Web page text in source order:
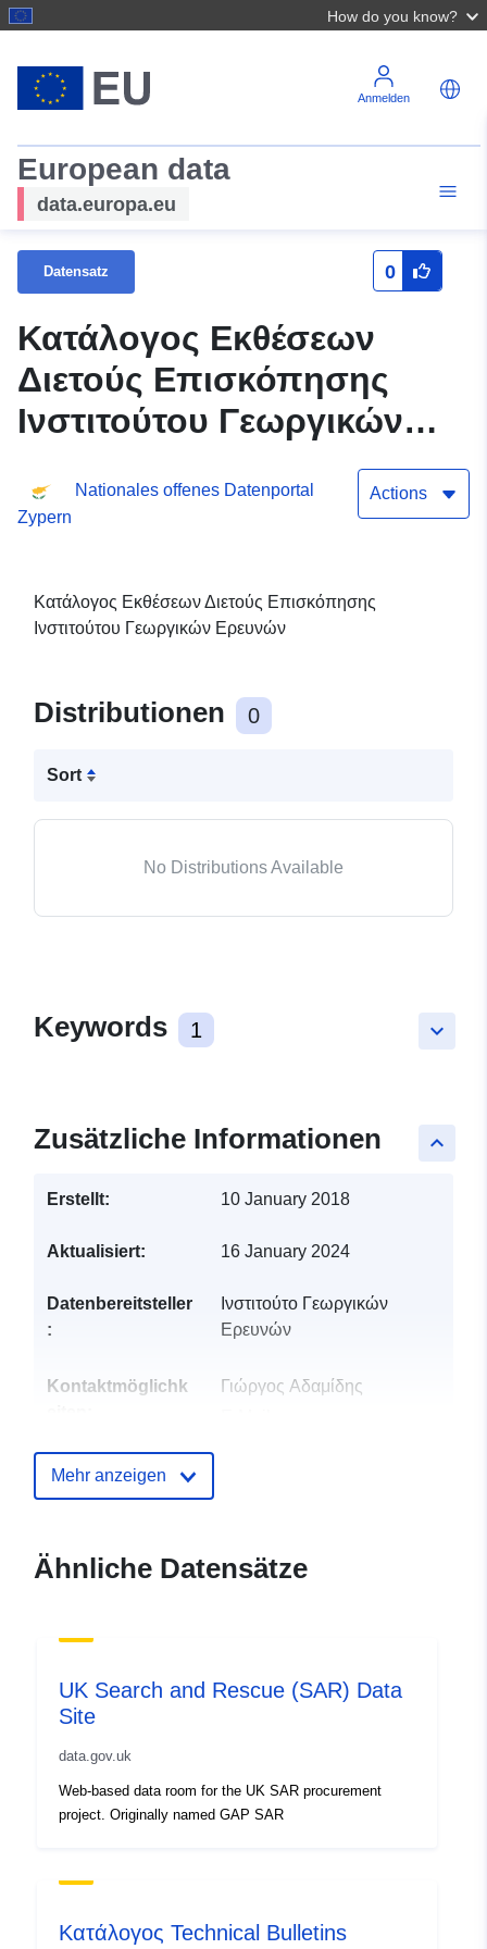
How do you know?
Anmelden
European data
data.europa.eu
Datensatz 0
Κατάλογος Εκθέσεων
Διετούς Επισκόπησης
Ινστιτούτου Γεωργικών
Nationales offenes Datenportal
Zypern
Actions
Κατάλογος Εκθέσεων Διετούς Επισκόπησης
Ινστιτούτου Γεωργικών Ερευνών
Distributionen 0
Sort
No Distributions Available
keyboard_arrow_down
Keywords 1
keyboard_arrow_up
Zusätzliche Informationen
Erstellt: 10 January 2018
Aktualisiert: 16 January 2024
Datenbereitsteller
:
Ινστιτούτο Γεωργικών
Ερευνών
Kontaktmöglichk
Γιώργος Αδαμίδης
Verzeichnis der
Aktualisiert auf data.europa.eu:
09 August 2026
Identifikatoren:
uriRef:
Mehr anzeigen
Ähnliche Datensätze
UK Search and Rescue (SAR) Data
Site
data.gov.uk
Web-based data room for the UK SAR procurement
project. Originally named GAP SAR
Κατάλογος Technical Bulletins